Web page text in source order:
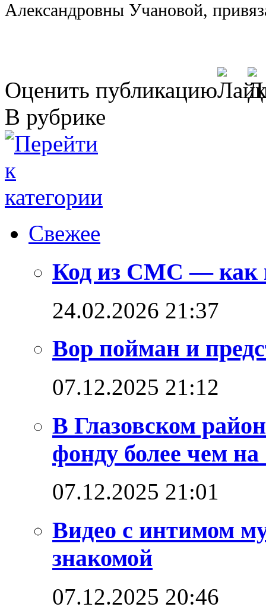
Александровны Учановой,
Оценить публикацию
В рубрике
Свежее
Код из СМС — как
24.02.2026 21:37
Вор пойман и
07.12.2025 21:12
В Глазовском
фонду более чем
07.12.2025 21:01
Видео с интимом
знакомой
07.12.2025 20:46